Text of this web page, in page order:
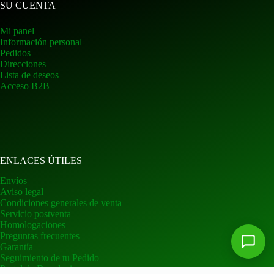
SU CUENTA
Mi panel
Información personal
Pedidos
Direcciones
Lista de deseos
Acceso B2B
ENLACES ÚTILES
Envíos
Aviso legal
Condiciones generales de venta
Servicio postventa
Homologaciones
Preguntas frecuentes
Garantía
Seguimiento de tu Pedido
Portal de Devoluciones